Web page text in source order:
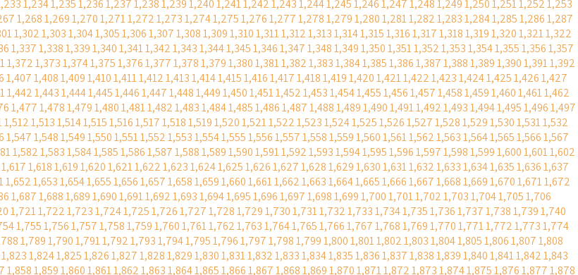
1,2341,2351,2361,2371,2381,2391,2401,2411,2421,2431,2441,2451,2461,2471,2481,2491,2501,2511,2521,253
1,2681,2691,2701,2711,2721,2731,2741,2751,2761,2771,2781,2791,2801,2811,2821,2831,2841,2851,2861,287
1,3021,3031,3041,3051,3061,3071,3081,3091,3101,3111,3121,3131,3141,3151,3161,3171,3181,3191,3201,3211,322
1,3371,3381,3391,3401,3411,3421,3431,3441,3451,3461,3471,3481,3491,3501,3511,3521,3531,3541,3551,3561,357
1,3721,3731,3741,3751,3761,3771,3781,3791,3801,3811,3821,3831,3841,3851,3861,3871,3881,3891,3901,3911,392
1,4071,4081,4091,4101,4111,4121,4131,4141,4151,4161,4171,4181,4191,4201,4211,4221,4231,4241,4251,4261,427
1,4421,4431,4441,4451,4461,4471,4481,4491,4501,4511,4521,4531,4541,4551,4561,4571,4581,4591,4601,4611,462
1,4771,4781,4791,4801,4811,4821,4831,4841,4851,4861,4871,4881,4891,4901,4911,4921,4931,4941,4951,4961,497
1,5121,5131,5141,5151,5161,5171,5181,5191,5201,5211,5221,5231,5241,5251,5261,5271,5281,5291,5301,5311,532
1,5471,5481,5491,5501,5511,5521,5531,5541,5551,5561,5571,5581,5591,5601,5611,5621,5631,5641,5651,5661,567
1,5821,5831,5841,5851,5861,5871,5881,5891,5901,5911,5921,5931,5941,5951,5961,5971,5981,5991,6001,6011,602
1,6171,6181,6191,6201,6211,6221,6231,6241,6251,6261,6271,6281,6291,6301,6311,6321,6331,6341,6351,6361,637
1,6521,6531,6541,6551,6561,6571,6581,6591,6601,6611,6621,6631,6641,6651,6661,6671,6681,6691,6701,6711,672
1,6871,6881,6891,6901,6911,6921,6931,6941,6951,6961,6971,6981,6991,7001,7011,7021,7031,7041,7051,706
1,7211,7221,7231,7241,7251,7261,7271,7281,7291,7301,7311,7321,7331,7341,7351,7361,7371,7381,7391,740
1,7551,7561,7571,7581,7591,7601,7611,7621,7631,7641,7651,7661,7671,7681,7691,7701,7711,7721,7731,774
1,7891,7901,7911,7921,7931,7941,7951,7961,7971,7981,7991,8001,8011,8021,8031,8041,8051,8061,8071,808
1,8231,8241,8251,8261,8271,8281,8291,8301,8311,8321,8331,8341,8351,8361,8371,8381,8391,8401,8411,8421,843
1,8581,8591,8601,8611,8621,8631,8641,8651,8661,8671,8681,8691,8701,8711,8721,8731,8741,8751,8761,8771,878